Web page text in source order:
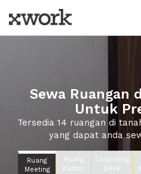
Sewa Ruangan
Untuk
Tersedia 14 ruangan di
yang dapat anda
Ruang
Meeting
Ruang
Kantor
Coworking
Desk